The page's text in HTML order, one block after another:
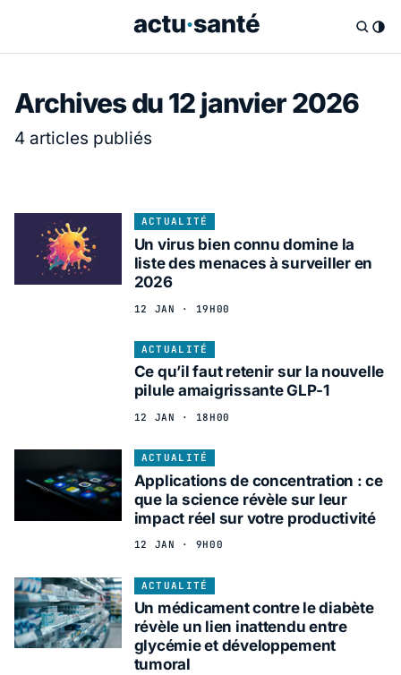
Archives du 12 janvier 2026
4 articles publiés
ACTUALITÉ
Un virus bien connu domine la
liste des menaces à surveiller en
2026
12 JAN · 19H00
ACTUALITÉ
Ce qu’il faut retenir sur la nouvelle
pilule amaigrissante GLP-1
12 JAN · 18H00
ACTUALITÉ
Applications de concentration : ce
que la science révèle sur leur
impact réel sur votre productivité
12 JAN · 9H00
ACTUALITÉ
Un médicament contre le diabète
révèle un lien inattendu entre
glycémie et développement
tumoral